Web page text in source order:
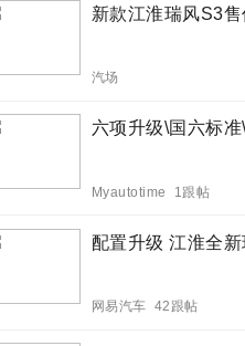
新款江淮瑞风S3
汽场
六项升级\国六标
Myautotime 1跟帖
配置升级 江淮全
网易汽车 42跟帖